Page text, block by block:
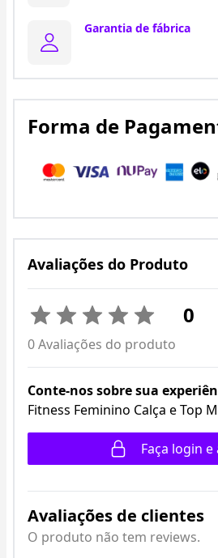
Garantia de fábrica
Forma de
Avaliações do Produto
0
0 Avaliações do produto
Conte-nos sobre sua
Fitness Feminino Calça e Top
Faça login e
Avaliações de clientes
O produto não tem reviews.